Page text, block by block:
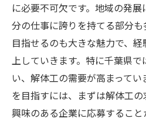
に必要不可欠です。地域の発
分の仕事に誇りを持てる部分
目指せるのも大きな魅力で、
上していきます。特に千葉県
い、解体工の需要が高まって
を目指すには、まずは解体工の
興味のある企業に応募するこ